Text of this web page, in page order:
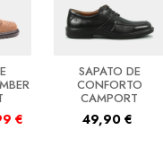
€
SAPATO DE
CONFORTO
CAMPORT
49,90 €